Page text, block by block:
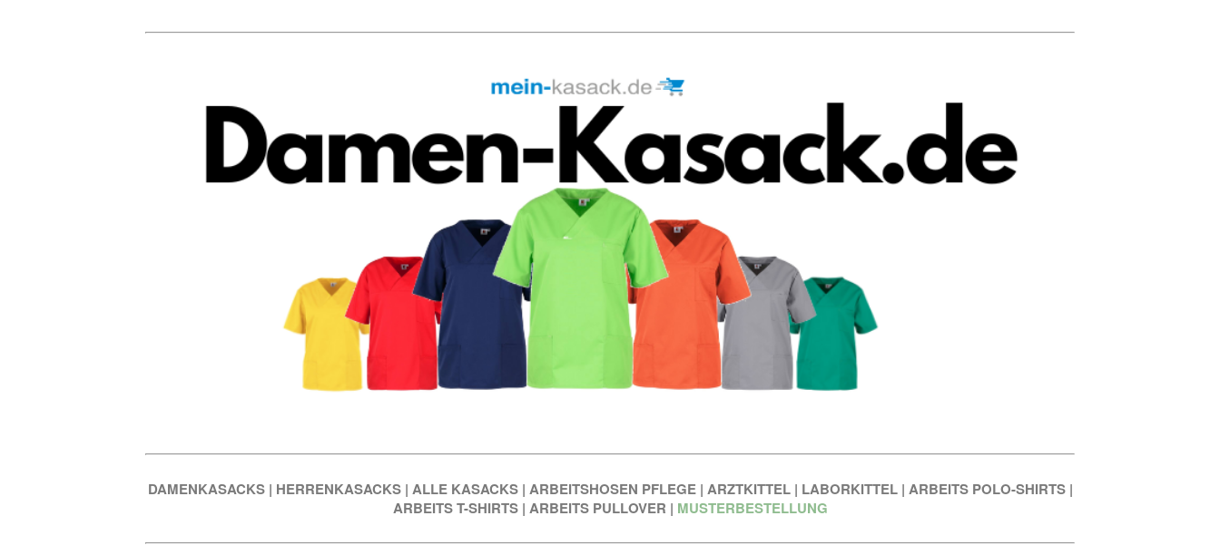
DAMENKASACKS | HERRENKASACKS | ALLE KASACKS | ARBEITSHOSEN PFLEGE | ARZTKITTEL | LABORKITTEL | ARBEITS POLO-SHIRTS |
ARBEITS T-SHIRTS | ARBEITS PULLOVER | MUSTERBESTELLUNG